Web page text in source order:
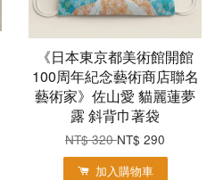
《日本東京都美術館開館
100周年紀念藝術商店聯名
藝術家》佐山愛 貓麗蓮夢
露 斜背巾著袋
NT$ 320NT$ 290
加入購物車